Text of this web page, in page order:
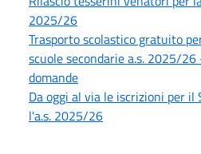
2025/26
Trasporto scolastico gratuito
scuole secondarie a.s. 2025/
domande
Da oggi al via le iscrizioni per il
l'a.s. 2025/26